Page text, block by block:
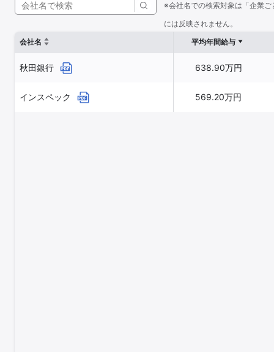
※会社名での検索対象は「企業
には反映されません。
会社名
平均年間給与
秋田銀行 638.90万円
インスペック 569.20万円